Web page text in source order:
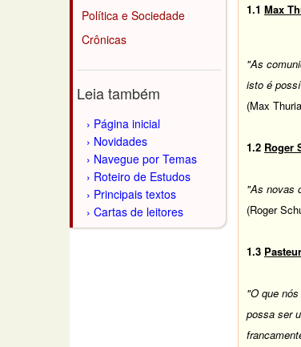
Política e Sociedade
Crônicas
Leia também
Página inicial
Novidades
Navegue por Temas
Roteiro de Estudos
Principais textos
Cartas de leitores
1.1 Max
"As
isto é
(Max
1.2 Roger
"As novas
(Roger
1.3
"O que
possa ser